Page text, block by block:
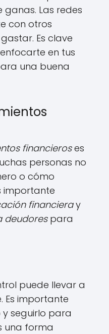
Las redes
con otros
Es clave
en tus
una buena
financieroses
personas no
o cómo
importante
financieray
deudorespara
puede llevar a
Es importante
seguirlo para
una forma